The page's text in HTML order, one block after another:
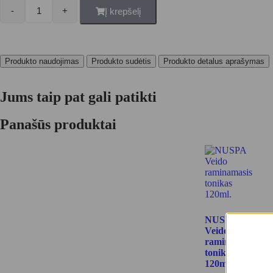
- + Į krepšelį
Produkto naudojimas Produkto sudėtis Produkto detalus aprašymas
Jums taip pat gali patikti
Panašūs produktai
NUSPA
Veido
raminamasis
tonikas
120ml.